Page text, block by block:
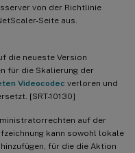
von der Richtlinie
Seite aus.
die neueste Version
für die Skalierung der
Videocodec verloren und
[SRT-10130]
auf der
kann sowohl lokale
für die die Aktion